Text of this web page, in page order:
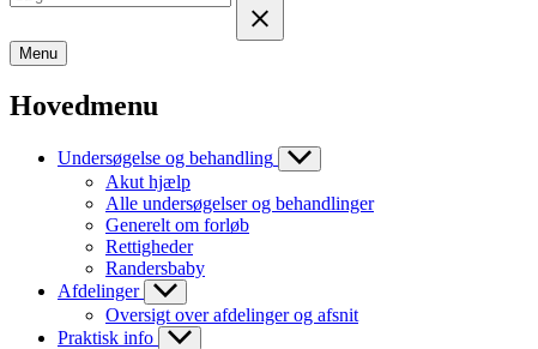
Menu
Hovedmenu
Undersøgelse og behandling
Akut hjælp
Alle undersøgelser og behandlinger
Generelt om forløb
Rettigheder
Randersbaby
Afdelinger
Oversigt over afdelinger og afsnit
Praktisk info